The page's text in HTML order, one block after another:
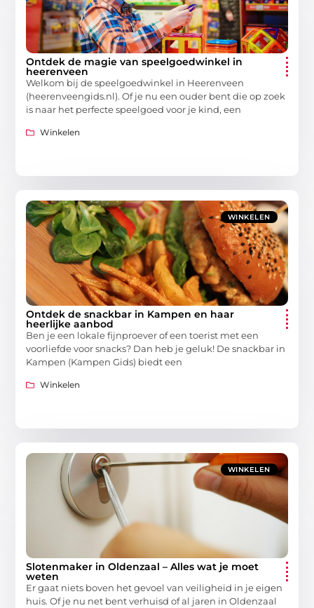
Ontdek de magie van speelgoedwinkel in
heerenveen
Welkom bij de speelgoedwinkel in Heerenveen
(heerenveengids.nl). Of je nu een ouder bent die op zoek
is naar het perfecte speelgoed voor je kind, een
Winkelen
WINKELEN
Ontdek de snackbar in Kampen en haar
heerlijke aanbod
Ben je een lokale fijnproever of een toerist met een
voorliefde voor snacks? Dan heb je geluk! De snackbar in
Kampen (Kampen Gids) biedt een
Winkelen
WINKELEN
Slotenmaker in Oldenzaal – Alles wat je moet
weten
Er gaat niets boven het gevoel van veiligheid in je eigen
huis. Of je nu net bent verhuisd of al jaren in Oldenzaal